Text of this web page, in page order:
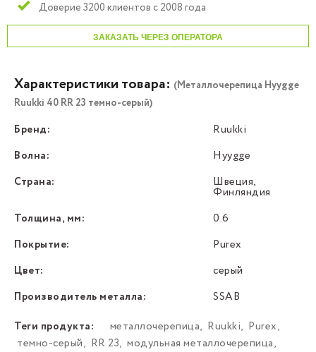
Доверие 3200 клиентов с 2008 года
ЗАКАЗАТЬ ЧЕРЕЗ ОПЕРАТОРА
Характеристики товара: (Металлочерепица Hyygge
Ruukki 40 RR 23 темно-серый)
Бренд:
Ruukki
Волна:
Hyygge
Страна:
Швеция,
Финляндия
Толщина, мм:
0.6
Покрытие:
Purex
Цвет:
серый
Производитель металла:
SSAB
Теги продукта:
металлочерепица, Ruukki, Purex,
темно-серый, RR 23, модульная металлочерепица,